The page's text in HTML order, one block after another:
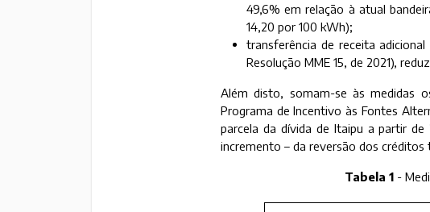
49,6% em relação à atual
14,20 por 100 kWh);
transferência de receita
Resolução MME 15, de 2021),
Além disto, somam-se às medidas
Programa de Incentivo às Fontes
parcela da dívida de Itaipu a partir
incremento – da reversão dos créditos
Tabela 1 -